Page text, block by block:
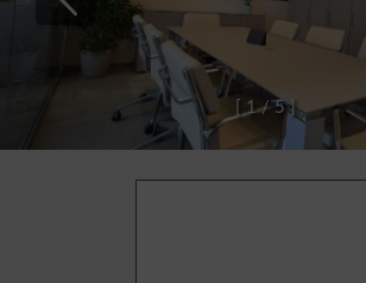
1 / 5 ]